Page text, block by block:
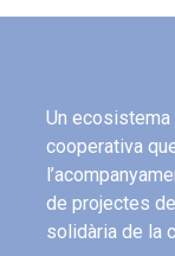
Un ecosistema
cooperativa
de projectes
solidària de la